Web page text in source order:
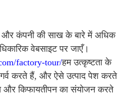
और कंपनी की साख के बारे में अधिक
वेबसाइट पर जाएँ।
factory-tour/हम उत्कृष्टता के
गर्व करते हैं, और ऐसे उत्पाद पेश करते
और किफायतीपन का संयोजन करते